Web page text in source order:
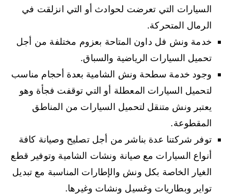
السيارات التي تعرضت لحوادث أو التي انزلقت في
الرمال المتحركة.
خدمة ونش فل داون المتاحة بعزوم مختلفة من أجل
تحميل السيارات الرياضية والسباق.
وجود خدمة سطحة ونش الشامية بعدة أحجام مناسب
لتحميل السيارات المعطلة أو التي توقفت فجأة وهو
يعتبر ونش متنقل لتحميل السيارات من المناطق
المقطوعة.
توفر شركتنا عدة بناشر من أجل تصليح وصيانة كافة
أنواع السيارات مع صيانة ونشات الشامية وتوفير قطع
الغيار الخاصة بكل ونش والإطارات المناسبة مع تبديل
تواير وبطاريات وغسيل ونشات وغيرها.